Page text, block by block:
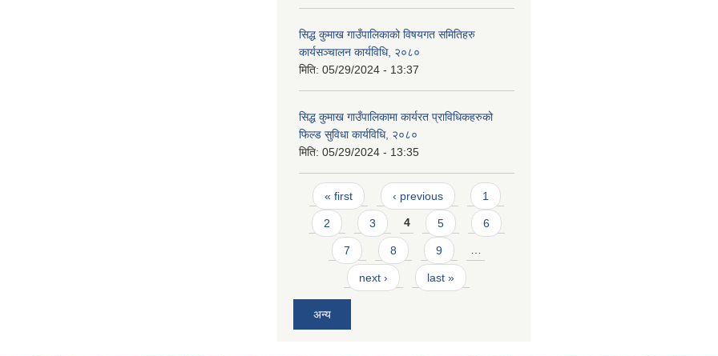
सिद्ध कुमाख गाउँपालिकाको विषयगत समितिहरु
कार्यसञ्चालन कार्यविधि, २०८०
मिति: 05/29/2024 - 13:37
सिद्ध कुमाख गाउँपालिकामा कार्यरत प्राविधिकहरुको
फिल्ड सुविधा कार्यविधि, २०८०
मिति: 05/29/2024 - 13:35
Pages
« first ‹ previous 1
2 3 4 5 6
7 8 9 …
next › last »
अन्य